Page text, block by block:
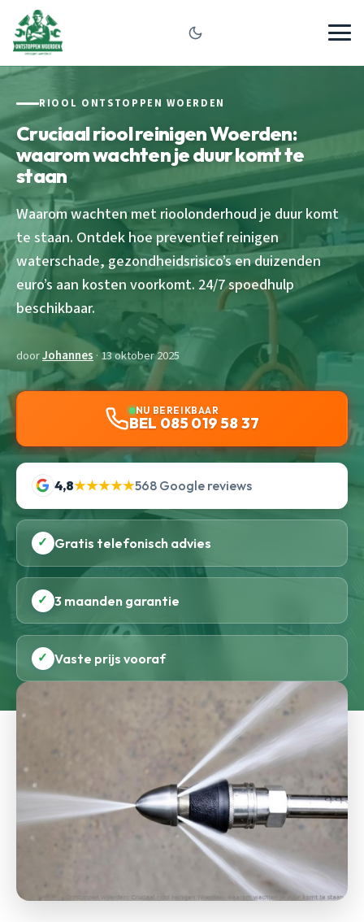
RIOOL ONTSTOPPEN WOERDEN
Cruciaal riool reinigen Woerden:
waarom wachten je duur komt te
staan
Waarom wachten met rioolonderhoud je duur komt
te staan. Ontdek hoe preventief reinigen
waterschade, gezondheidsrisico’s en duizenden
euro’s aan kosten voorkomt. 24/7 spoedhulp
beschikbaar.
doorJohannes · 13 oktober 2025
NU BEREIKBAAR
BEL 085 019 58 37
4,8★★★★★568 Google reviews
✓ Gratis telefonisch advies
✓ 3 maanden garantie
✓ Vaste prijs vooraf